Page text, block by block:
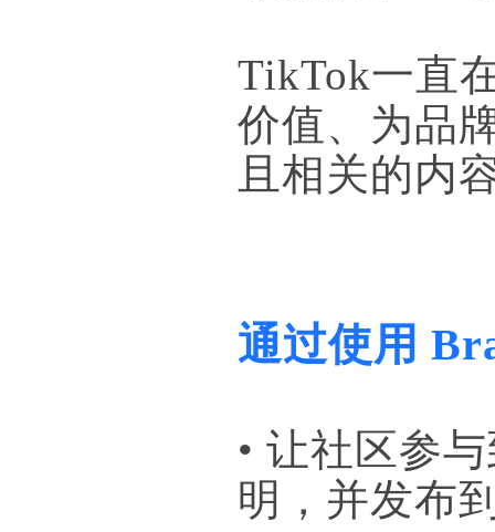
TikTok一直
价值、为品
且相关的内
通过使用
• 让社区参
明，并发布